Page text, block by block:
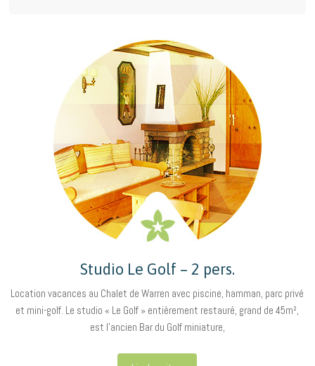
Studio Le Golf – 2 pers.
Location vacances au Chalet de Warren avec piscine, hamman, parc privé
et mini-golf. Le studio « Le Golf » entièrement restauré, grand de 45m²,
est l’ancien Bar du Golf miniature,